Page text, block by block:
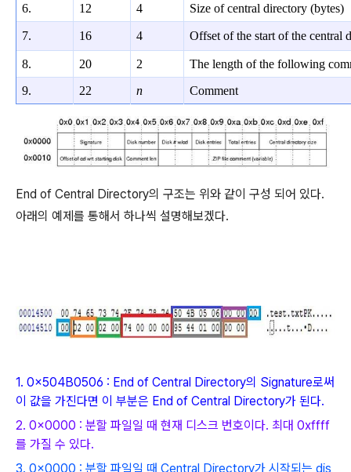
6.
12 4 Size of central directory (bytes)
7. 16 4 Offset of the start of the central
8. 20 2
The length of the following
9.
22 n Comment
End of Central Directory의 구조는 위와 같이 구성 되어 있다.
아래의 예제를 통해서 하나씩 설명해보겠다.
1. 0x504B0506 : End of Central Directory의 Signature로써
이 값을 가진다면 이 부분은 End of Central Directory가 된다.
2. 0x0000 : 분할 파일일 때 현재 디스크 번호이다. 최대 0xffff
를 가질 수 있다.
3. 0x0000 : 분할 파일일 때 Central Directory가 시작되는 dis